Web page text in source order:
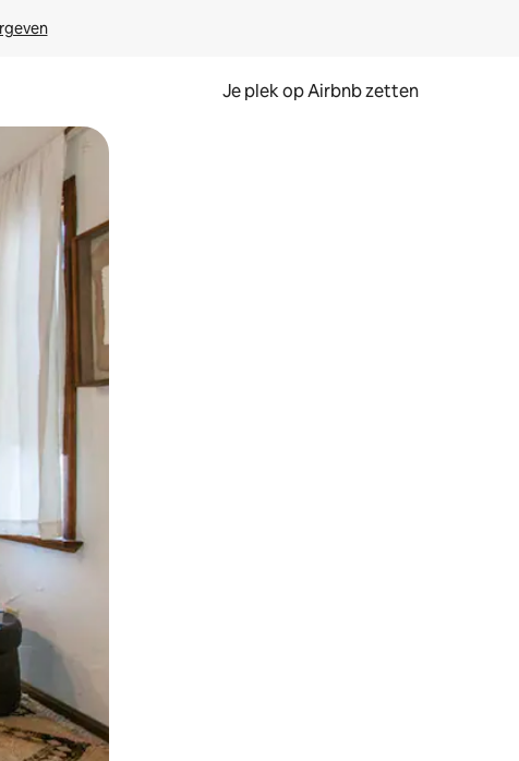
Je plek op Airbnb zetten
of swipen.